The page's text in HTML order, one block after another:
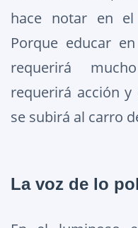
hace notar en el
Porque educar
requerirá
requerirá acción
se subirá al carro
La voz de lo